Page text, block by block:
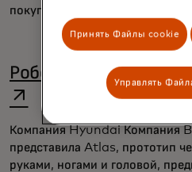
покупки до 10% акций AMD.
Роботы: смешанный
Компания Hyundai Компания
представила Atlas, прототип
руками, ногами и головой,
Принять Файлы cookie
Управлять